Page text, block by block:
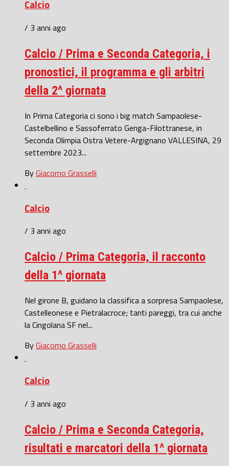
Calcio
/ 3 anni ago
Calcio / Prima e Seconda Categoria, i
pronostici, il programma e gli arbitri
della 2^ giornata
In Prima Categoria ci sono i big match Sampaolese-
Castelbellino e Sassoferrato Genga-Filottranese, in
Seconda Olimpia Ostra Vetere-Argignano VALLESINA, 29
settembre 2023...
ByGiacomo Grasselli
Calcio
/ 3 anni ago
Calcio / Prima Categoria, il racconto
della 1^ giornata
Nel girone B, guidano la classifica a sorpresa Sampaolese,
Castelleonese e Pietralacroce; tanti pareggi, tra cui anche
la Cingolana SF nel...
ByGiacomo Grasselli
Calcio
/ 3 anni ago
Calcio / Prima e Seconda Categoria,
risultati e marcatori della 1^ giornata